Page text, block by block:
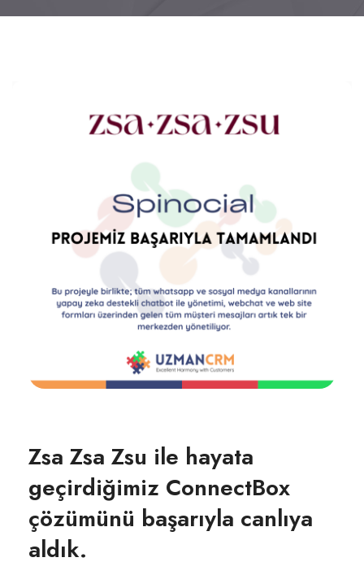
Zsa Zsa Zsu ile hayata
geçirdiğimiz ConnectBox
çözümünü başarıyla canlıya
aldık.